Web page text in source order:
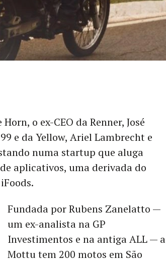
o ex-CEO da Renner, José
e da Yellow, Ariel Lambrecht e
numa startup que aluga
aplicativos, uma derivada do
Fundada por Rubens Zanelatto —
um ex-analista na GP
Investimentos ena antiga ALL — a
Mottu tem 200 motos em São